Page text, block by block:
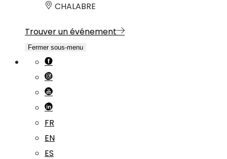
CHALABRE
Trouver un événement
Fermer sous-menu
FR
EN
ES